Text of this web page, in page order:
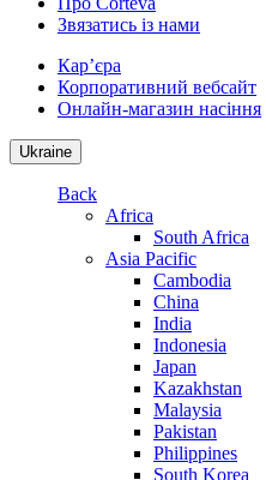
Звязатись із нами
Кар’єра
Корпоративний вебсайт
Онлайн-магазин насіння
Ukraine
Back
Africa
South Africa
Asia Pacific
Cambodia
China
India
Indonesia
Japan
Kazakhstan
Malaysia
Pakistan
Philippines
South Korea